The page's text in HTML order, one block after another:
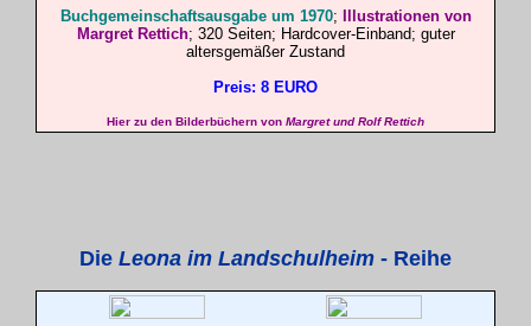
Buchgemeinschaftsausgabe um 1970;
Illustrationen von
Margret Rettich; 320 Seiten; Hardcover-Einband; guter
altersgemäßer Zustand
Preis: 8 EURO
Hier zu den Bilderbüchern von Margret und Rolf Rettich
Die Leona im Landschulheim - Reihe